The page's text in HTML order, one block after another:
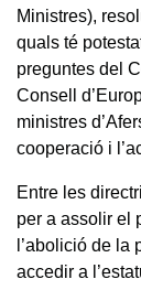
Ministres),
quals té
preguntes del
Consell
ministres
cooperació i
Entre les
per a assolir el
l’abolició de la
accedir a